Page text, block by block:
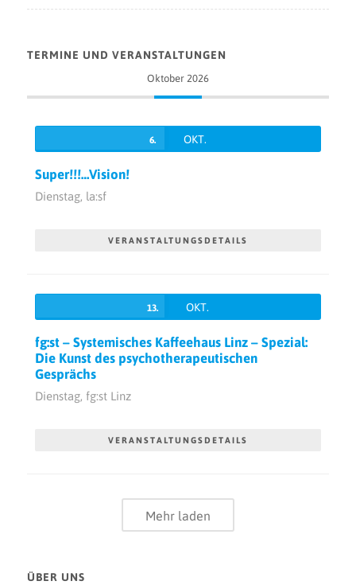
TERMINE UND VERANSTALTUNGEN
Oktober 2026
6. OKT.
Super!!!…Vision!
Dienstag, la:sf
VERANSTALTUNGSDETAILS
13. OKT.
fg:st – Systemisches Kaffeehaus Linz – Spezial:
Die Kunst des psychotherapeutischen
Gesprächs
Dienstag, fg:st Linz
VERANSTALTUNGSDETAILS
Mehr laden
ÜBER UNS